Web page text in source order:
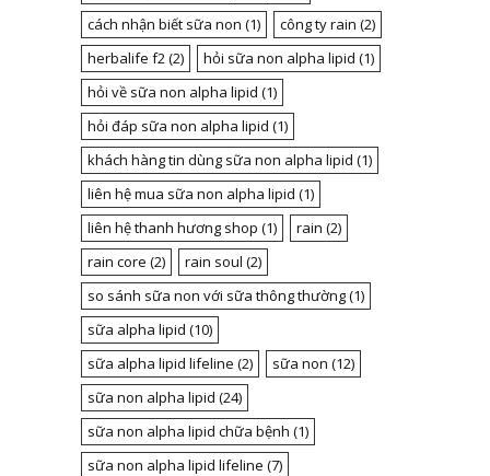
cách nhận biết sữa non (1) công ty rain (2)
herbalife f2(2) hỏi sữa non alpha lipid (1)
hỏi về sữa non alpha lipid (1)
hỏi đáp sữa non alpha lipid (1)
khách hàng tin dùng sữa non alpha lipid (1)
liên hệ mua sữa non alpha lipid (1)
liên hệ thanh hương shop (1) rain (2)
rain core (2) rain soul (2)
so sánh sữa non với sữa thông thường(1)
sữa alpha lipid (10)
sữa alpha lipid lifeline (2) sữa non (12)
sữa non alpha lipid (24)
sữa non alpha lipid chữa bệnh (1)
sữa non alpha lipid lifeline (7)